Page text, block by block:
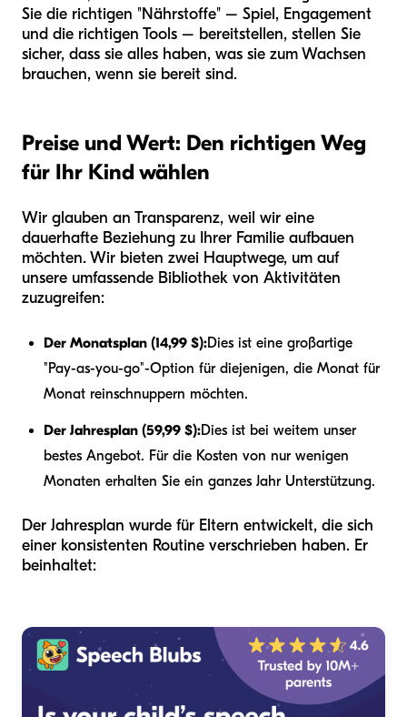
Sie die richtigen "Nährstoffe" – Spiel, Engagement
und die richtigen Tools – bereitstellen, stellen Sie
sicher, dass sie alles haben, was sie zum Wachsen
brauchen, wenn sie bereit sind.
Preise und Wert: Den richtigen Weg
für Ihr Kind wählen
Wir glauben an Transparenz, weil wir eine
dauerhafte Beziehung zu Ihrer Familie aufbauen
möchten. Wir bieten zwei Hauptwege, um auf
unsere umfassende Bibliothek von Aktivitäten
zuzugreifen:
Der Monatsplan (14,99 $):Dies ist eine großartige
"Pay-as-you-go"-Option für diejenigen, die Monat für
Monat reinschnuppern möchten.
Der Jahresplan (59,99 $):Dies ist bei weitem unser
bestes Angebot. Für die Kosten von nur wenigen
Monaten erhalten Sie ein ganzes Jahr Unterstützung.
Der Jahresplan wurde für Eltern entwickelt, die sich
einer konsistenten Routine verschrieben haben. Er
beinhaltet: